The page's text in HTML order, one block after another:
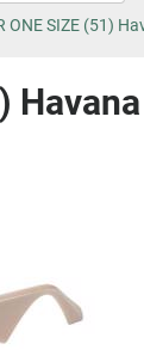
SIZE (51)